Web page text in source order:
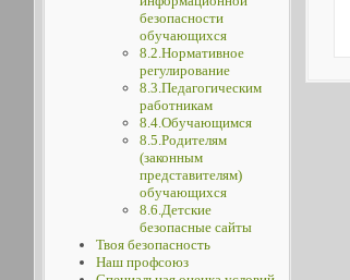
безопасности
обучающихся
8.2.Нормативное
регулирование
8.3.Педагогическим
работникам
8.4.Обучающимся
8.5.Родителям
(законным
представителям)
обучающихся
8.6.Детские
безопасные сайты
Твоя безопасность
Наш профсоюз